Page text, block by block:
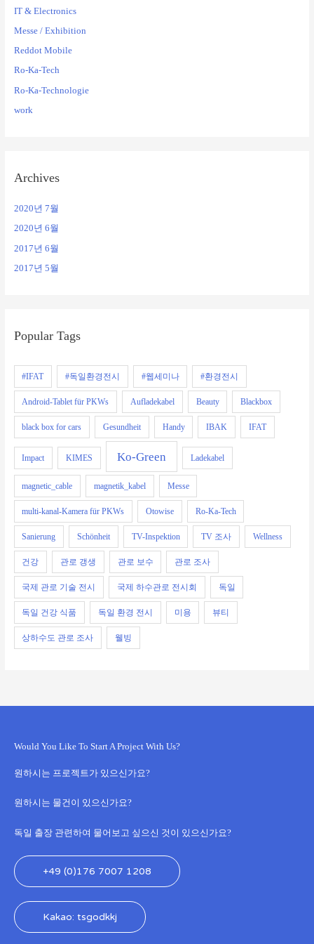
IT & Electronics
Messe / Exhibition
Reddot Mobile
Ro-Ka-Tech
Ro-Ka-Technologie
work
Archives
2020년 7월
2020년 6월
2017년 6월
2017년 5월
Popular Tags
#IFAT #독일환경전시 #웹세미나 #환경전시
Android-Tablet für PKWs Aufladekabel Beauty Blackbox
black box for cars Gesundheit Handy IBAK IFAT
Impact KIMES Ko-Green Ladekabel
magnetic_cable magnetik_kabel Messe
multi-kanal-Kamera für PKWs Otowise Ro-Ka-Tech
Sanierung Schönheit TV-Inspektion TV 조사 Wellness
건강 관로 갱생 관로 보수 관로 조사
국제 관로 기술 전시 국제 하수관로 전시회 독일
독일 건강 식품 독일 환경 전시 미용 뷰티
상하수도 관로 조사 웰빙
Would You Like To Start A Project With Us?
원하시는 프로젝트가 있으신가요?
원하시는 물건이 있으신가요?
독일 출장 관련하여 물어보고 싶으신 것이 있으신가요?
+49 (0)176 7007 1208
Kakao: tsgodkkj